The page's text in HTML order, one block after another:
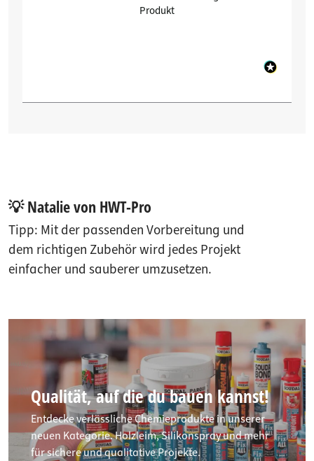
Produkt
💡 Natalie von HWT-Pro
Tipp: Mit der passenden Vorbereitung und
dem richtigen Zubehör wird jedes Projekt
einfacher und sauberer umzusetzen.
Qualität, auf die du bauen kannst!
Entdecke verlässliche Chemieprodukte in unserer
neuen Kategorie. Holzleim, Silikonspray und mehr
für sichere und qualitative Projekte.